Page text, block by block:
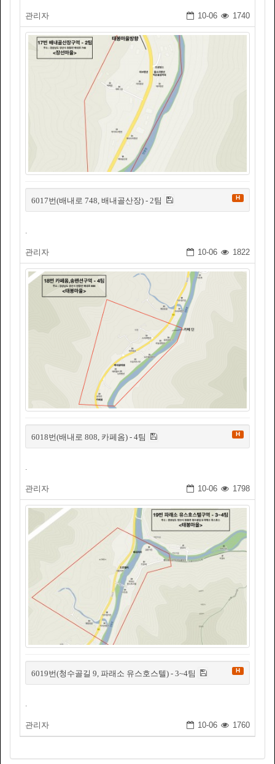
관리자 10-06 1740
6017번(배내로 748, 배내골산장) - 2팀 H
.
관리자 10-06 1822
6018번(배내로 808, 카페옴) - 4팀 H
.
관리자 10-06 1798
6019번(청수골길 9, 파래소 유스호스텔) - 3~4팀 H
.
관리자 10-06 1760